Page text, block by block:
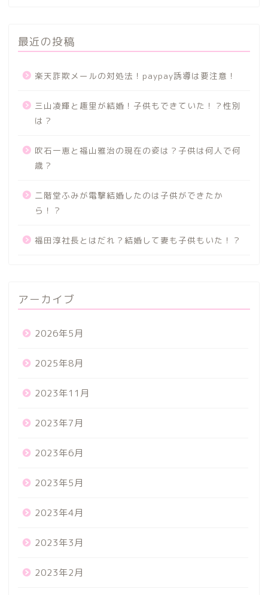
最近の投稿
楽天詐欺メールの対処法！paypay誘導は要注意！
三山凌輝と趣里が結婚！子供もできていた！？性別
は？
吹石一恵と福山雅治の現在の姿は？子供は何人で何
歳？
二階堂ふみが電撃結婚したのは子供ができたか
ら！？
福田淳社長とはだれ？結婚して妻も子供もいた！？
アーカイブ
2026年5月
2025年8月
2023年11月
2023年7月
2023年6月
2023年5月
2023年4月
2023年3月
2023年2月